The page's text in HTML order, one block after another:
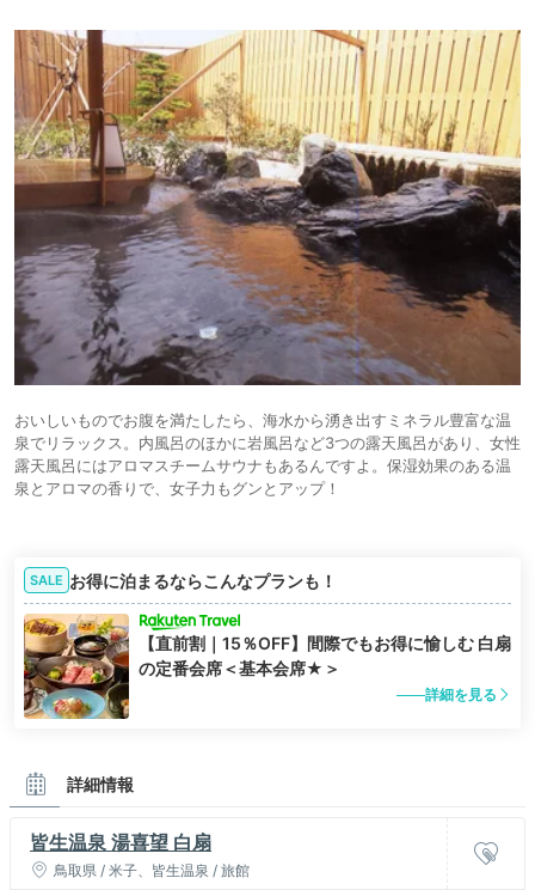
おいしいものでお腹を満たしたら、海水から湧き出すミネラル豊富な温
泉でリラックス。内風呂のほかに岩風呂など3つの露天風呂があり、女性
露天風呂にはアロマスチームサウナもあるんですよ。保湿効果のある温
泉とアロマの香りで、女子力もグンとアップ！
SALE お得に泊まるならこんなプランも！
【直前割｜15％OFF】間際でもお得に愉しむ 白扇
の定番会席＜基本会席★＞
詳細を見る
詳細情報
皆生温泉 湯喜望 白扇
鳥取県 / 米子、皆生温泉 / 旅館